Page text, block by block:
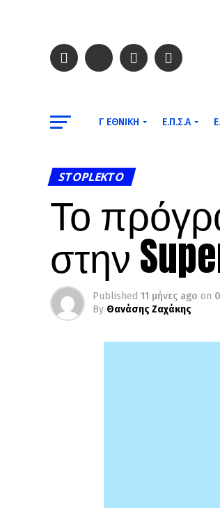
Γ ΕΘΝΙΚΉ Ε.Π.Σ.Α
STOPLEKTO
Το
στην
Published 11 μήνες ago on
By Θανάσης Ζαχάκης